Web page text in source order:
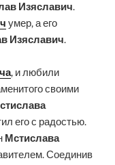
Изяславич.
умер, а его
Изяславич.
, и любили
своими
его с радостью.
Мстислава
Соединив